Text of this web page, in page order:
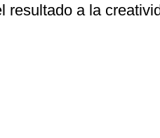
resultado a la